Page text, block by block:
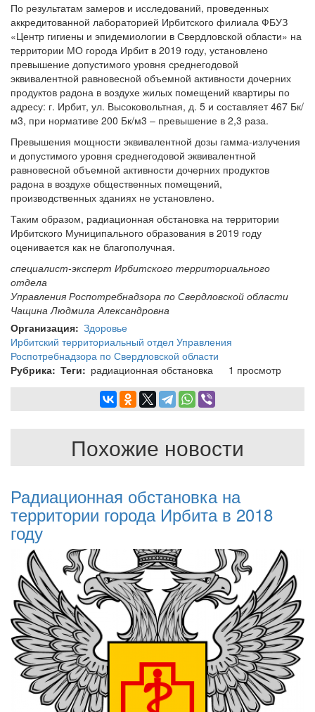
По результатам замеров и исследований, проведенных
аккредитованной лабораторией Ирбитского филиала ФБУЗ
«Центр гигиены и эпидемиологии в Свердловской области» на
территории МО города Ирбит в 2019 году, установлено
превышение допустимого уровня среднегодовой
эквивалентной равновесной объемной активности дочерних
продуктов радона в воздухе жилых помещений квартиры по
адресу: г. Ирбит, ул. Высоковольтная, д. 5 и составляет 467 Бк/
м3, при нормативе 200 Бк/м3 – превышение в 2,3 раза.
Превышения мощности эквивалентной дозы гамма-излучения
и допустимого уровня среднегодовой эквивалентной
равновесной объемной активности дочерних продуктов
радона в воздухе общественных помещений,
производственных зданиях не установлено.
Таким образом, радиационная обстановка на территории
Ирбитского Муниципального образования в 2019 году
оценивается как не благополучная.
специалист-эксперт Ирбитского территориального
отдела
Управления Роспотребнадзора по Свердловской области
Чащина Людмила Александровна
Организация
Ирбитский территориальный отдел Управления
Роспотребнадзора по Свердловской области
Рубрика
Здоровье
Теги радиационная обстановка 1 просмотр
Похожие новости
Радиационная обстановка на
территории города Ирбита в 2018
году